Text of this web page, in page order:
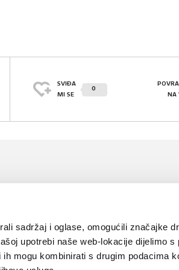
sadržaj i oglase, omogućili značajke
upotrebi naše web-lokacije dijelimo s
mogu kombinirati s drugim podacima
SVIĐA
MI SE
0
NA